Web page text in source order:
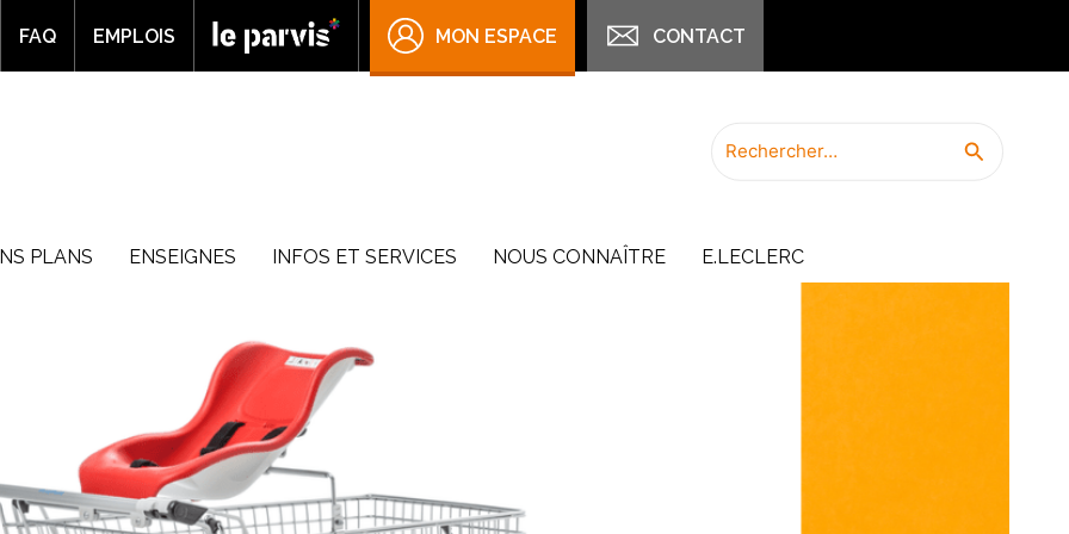
FAQ EMPLOIS MON ESPACE CONTACT
Rechercher :
PLANS ENSEIGNES INFOS ET SERVICES NOUS CONNAÎTRE E.LECLERC